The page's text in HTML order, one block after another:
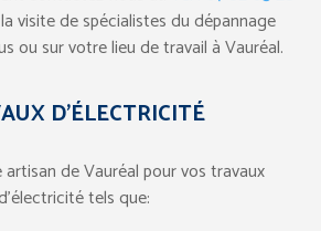
visite de spécialistes du dépannage
ou sur votre lieu de travail à Vauréal.
D’ÉLECTRICITÉ
de Vauréal pour vos travaux
tels que: